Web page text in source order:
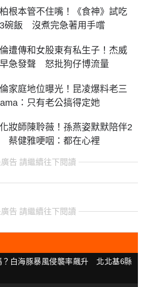
根本管不住嘴！《食神》試吃
碗飯 沒煮完急著用手嚐
遭傳和女股東有私生子！杰威
急發聲 怒批狗仔博流量
家庭地位曝光！昆凌爆料老三
：只有老公搞得定她
妝師陳聆薇！孫燕姿默默陪伴2
蔡健雅哽咽：都在心裡
告 請繼續往下閱讀
告 請繼續往下閱讀
？白海豚暴風侵襲率飆升 北北基6縣